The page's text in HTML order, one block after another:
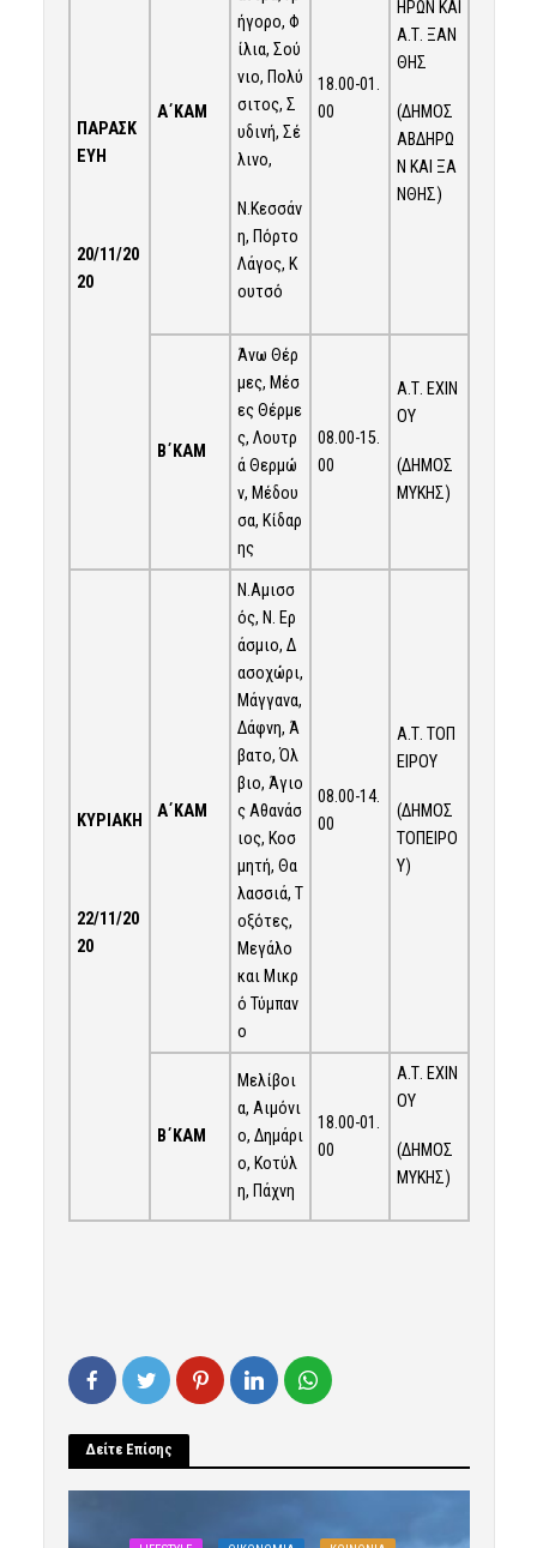
ΠΑΡΑΣΚ
ΕΥΗ
20/11/20
20
Α΄ΚΑΜ
ήγορο, Φ
ίλια, Σού
νιο, Πολύ
σιτος, Σ
υδινή, Σέ
λινο,
Ν.Κεσσάν
η, Πόρτο
Λάγος, Κ
ουτσό
18.00-01.
00
ΗΡΩΝ ΚΑΙ
Α.Τ. ΞΑΝ
ΘΗΣ
(ΔΗΜΟΣ
ΑΒΔΗΡΩ
Ν ΚΑΙ ΞΑ
ΝΘΗΣ)
Β΄ΚΑΜ
Άνω Θέρ
μες, Μέσ
ες Θέρμε
ς, Λουτρ
ά Θερμώ
ν, Μέδου
σα, Κίδαρ
ης
08.00-15.
00
Α.Τ. ΕΧΙΝ
ΟΥ
(ΔΗΜΟΣ
ΜΥΚΗΣ)
ΚΥΡΙΑΚΗ
22/11/20
20
Α΄ΚΑΜ
Ν.Αμισσ
ός, Ν. Ερ
άσμιο, Δ
ασοχώρι,
Μάγγανα,
Δάφνη, Ά
βατο, Όλ
βιο, Άγιο
ς Αθανάσ
ιος, Κοσ
μητή, Θα
λασσιά, Τ
οξότες,
Μεγάλο
και Μικρ
ό Τύμπαν
ο
08.00-14.
00
Α.Τ. ΤΟΠ
ΕΙΡΟΥ
(ΔΗΜΟΣ
ΤΟΠΕΙΡΟ
Υ)
Β΄ΚΑΜ
Μελίβοι
α, Αιμόνι
ο, Δημάρι
ο, Κοτύλ
η, Πάχνη
18.00-01.
00
Α.Τ. ΕΧΙΝ
ΟΥ
(ΔΗΜΟΣ
ΜΥΚΗΣ)
Δείτε Επίσης